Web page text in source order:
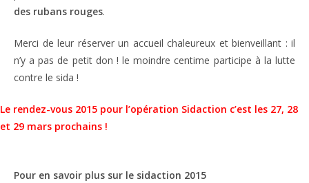
des rubans rouges.
Merci de leur réserver un accueil chaleureux et bienveillant : il
n’y a pas de petit don ! le moindre centime participe à la lutte
contre le sida !
Le rendez-vous 2015 pour l’opération Sidaction c’est les 27, 28
et 29 mars prochains !
Pour en savoir plus sur le sidaction 2015